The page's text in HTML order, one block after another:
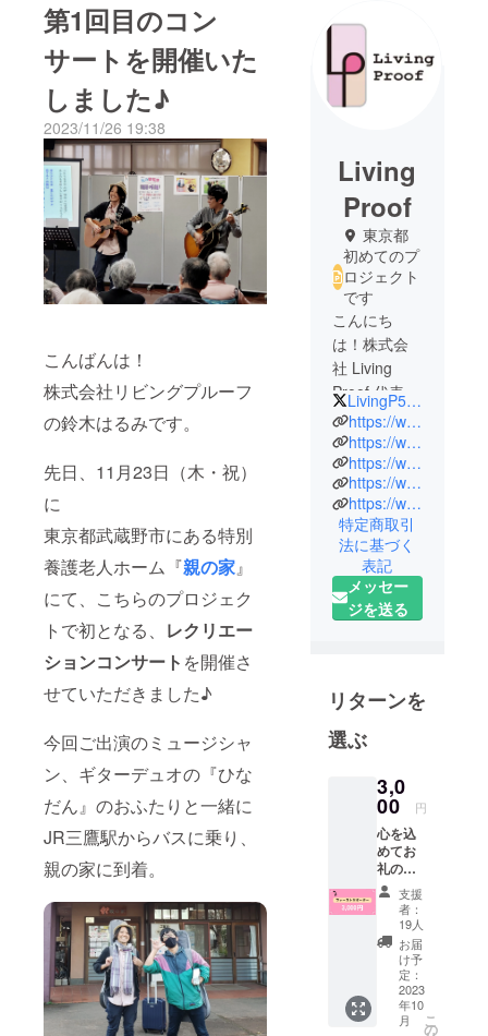
第1回目のコン
サートを開催いた
しました♪
2023/11/26 19:38
こんばんは！
株式会社リビングプルーフ
の鈴木はるみです。
先日、11月23日（木・祝）
に
東京都武蔵野市にある特別
養護老人ホーム『親の家』
にて、こちらのプロジェク
トで初となる、 レクリエー
ションコンサート を開催さ
せていただきました♪
今回ご出演のミュージシャ
ン、ギターデュオの『ひな
だん』のおふたりと一緒に
JR三鷹駅からバスに乗り、
親の家に到着。
Living
Proof
東京都
初めてのプ
ロジェクト
です
こんにち
は！株式会
社 Living
Proof 代表の
鈴木はるみ
です。
介護福祉士
として現場
で働きなが
ら『もっと
身近に、
もっと普通
動をしてい
ます。
きっかけは
当時60代
だった母
が、ある日
突然脳梗塞
で倒れて意
思疎通が出
来ない状態
になったこ
と。「実家
に帰ればい
つもそこに
LivingP55097152
https://www.living-proof.jp
https://www.instagram.com/hami.ringo/
https://www.facebook.com/LivingProof.jp
https://www.facebook.com/hami.hami.182940
https://www.kazoku-kyukyu.jp
特定商取引
法に基づく
表記
メッセー
ジを送る
リターンを
選ぶ
3,0
00 円
心を込
めてお
礼の
メール
をお送
りしま
す。 ※
本プロ
ジェク
トへの
支援金
の「領
支援
者：
19人
お届
け予
定：
2023
年10
月
こ
の